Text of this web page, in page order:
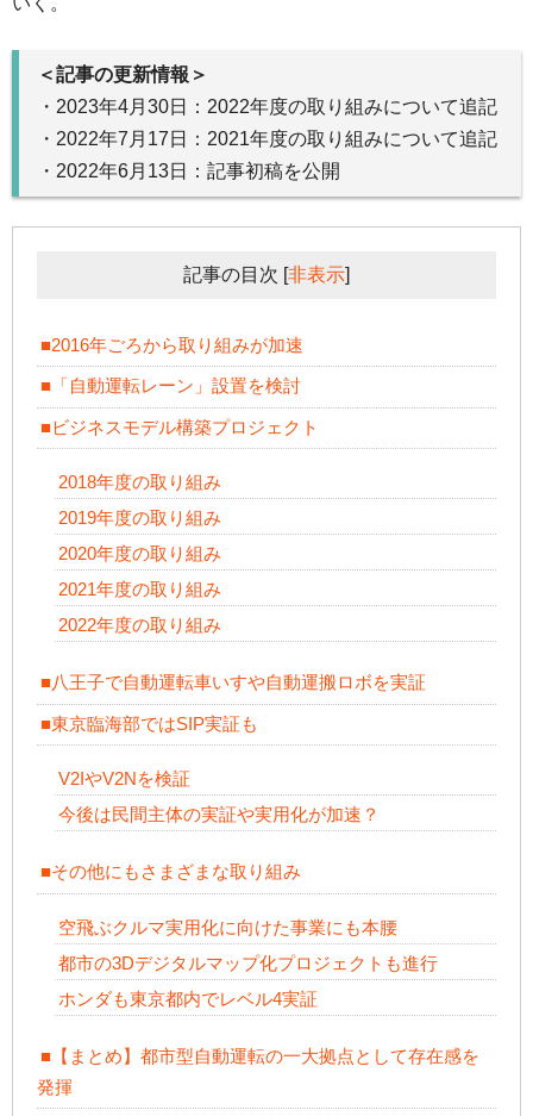
＜記事の更新情報＞
・2023年4月30日：2022年度の取り組みについて追記
・2022年7月17日：2021年度の取り組みについて追記
・2022年6月13日：記事初稿を公開
記事の目次 [非表示]
■2016年ごろから取り組みが加速
■「自動運転レーン」設置を検討
■ビジネスモデル構築プロジェクト
2018年度の取り組み
2019年度の取り組み
2020年度の取り組み
2021年度の取り組み
2022年度の取り組み
■八王子で自動運転車いすや自動運搬ロボを実証
■東京臨海部ではSIP実証も
V2IやV2Nを検証
今後は民間主体の実証や実用化が加速？
■その他にもさまざまな取り組み
空飛ぶクルマ実用化に向けた事業にも本腰
都市の3Dデジタルマップ化プロジェクトも進行
ホンダも東京都内でレベル4実証
■【まとめ】都市型自動運転の一大拠点として存在感を
発揮